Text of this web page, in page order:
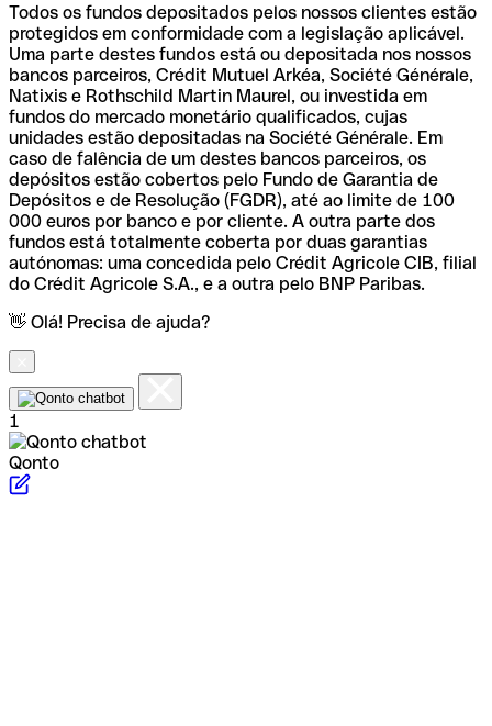
Todos os fundos depositados pelos nossos clientes estão
protegidos em conformidade com a legislação aplicável.
Uma parte destes fundos está ou depositada nos nossos
bancos parceiros, Crédit Mutuel Arkéa, Société Générale,
Natixis e Rothschild Martin Maurel, ou investida em
fundos do mercado monetário qualificados, cujas
unidades estão depositadas na Société Générale. Em
caso de falência de um destes bancos parceiros, os
depósitos estão cobertos pelo Fundo de Garantia de
Depósitos e de Resolução (FGDR), até ao limite de 100
000 euros por banco e por cliente. A outra parte dos
fundos está totalmente coberta por duas garantias
autónomas: uma concedida pelo Crédit Agricole CIB, filial
do Crédit Agricole S.A., e a outra pelo BNP Paribas.
👋 Olá! Precisa de ajuda?
1
Qonto